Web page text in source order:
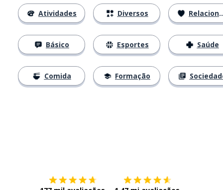
Atividades
Básico
Comida
Diversos
Esportes
Formação
Relacionamentos
Saúde